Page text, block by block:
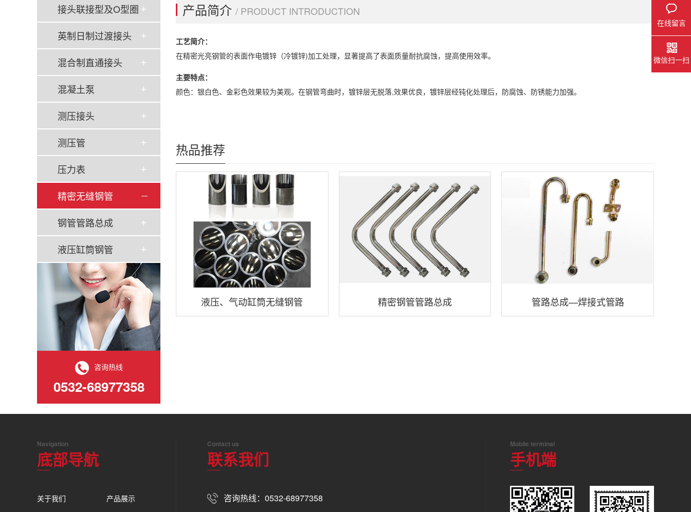
接头联接型及O型圈
英制日制过渡接头
混合制直通接头
混凝土泵
测压接头
测压管
压力表
精密无缝钢管
钢管管路总成
液压缸筒钢管
咨询热线
0532-68977358
产品简介 / PRODUCT INTRODUCTION
工艺简介：
在精密光亮钢管的表面作电镀锌（冷镀锌)加工处理，显著提高了表面质量耐抗腐蚀，提高使用效率。
主要特点：
颜色：银白色、金彩色效果较为美观。在钢管弯曲时，镀锌层无脱落,效果优良，镀锌层经钝化处理后，防腐蚀、防锈能力加强。
热品推荐
液压、气动缸筒无缝钢管 精密钢管管路总成 管路总成—焊接式管路
Navigation
底部导航
关于我们 产品展示
Contact us
联系我们
咨询热线：0532-68977358
Mobile terminal
手机端
在线留言
微信扫一扫